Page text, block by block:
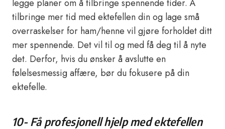
legge planer om å tilbringe spennende tider. Å
tilbringe mer tid med ektefellen din og lage små
overraskelser for ham/henne vil gjøre forholdet ditt
mer spennende. Det vil til og med få deg til å nyte
det. Derfor, hvis du ønsker å avslutte en
følelsesmessig affære, bør du fokusere på din
ektefelle.
10- Få profesjonell hjelp med ektefellen